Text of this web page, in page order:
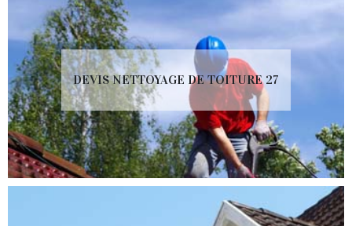
DEVIS NETTOYAGE DE TOITURE 27